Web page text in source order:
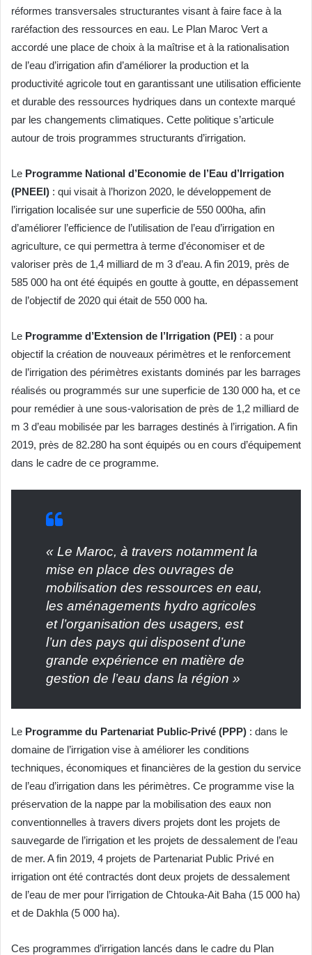
réformes transversales structurantes visant à faire face à la
raréfaction des ressources en eau. Le Plan Maroc Vert a
accordé une place de choix à la maîtrise et à la rationalisation
de l’eau d’irrigation afin d’améliorer la production et la
productivité agricole tout en garantissant une utilisation efficiente
et durable des ressources hydriques dans un contexte marqué
par les changements climatiques. Cette politique s’articule
autour de trois programmes structurants d’irrigation.
Le Programme National d’Economie de l’Eau d’Irrigation
(PNEEI) : qui visait à l’horizon 2020, le développement de
l’irrigation localisée sur une superficie de 550 000ha, afin
d’améliorer l’efficience de l’utilisation de l’eau d’irrigation en
agriculture, ce qui permettra à terme d’économiser et de
valoriser près de 1,4 milliard de m 3 d’eau. A fin 2019, près de
585 000 ha ont été équipés en goutte à goutte, en dépassement
de l’objectif de 2020 qui était de 550 000 ha.
Le Programme d’Extension de l’Irrigation (PEI) : a pour
objectif la création de nouveaux périmètres et le renforcement
de l’irrigation des périmètres existants dominés par les barrages
réalisés ou programmés sur une superficie de 130 000 ha, et ce
pour remédier à une sous-valorisation de près de 1,2 milliard de
m 3 d’eau mobilisée par les barrages destinés à l’irrigation. A fin
2019, près de 82.280 ha sont équipés ou en cours d’équipement
dans le cadre de ce programme.
« Le Maroc, à travers notamment la
mise en place des ouvrages de
mobilisation des ressources en eau,
les aménagements hydro agricoles
et l’organisation des usagers, est
l’un des pays qui disposent d’une
grande expérience en matière de
gestion de l’eau dans la région »
Le Programme du Partenariat Public-Privé (PPP) : dans le
domaine de l’irrigation vise à améliorer les conditions
techniques, économiques et financières de la gestion du service
de l’eau d’irrigation dans les périmètres. Ce programme vise la
préservation de la nappe par la mobilisation des eaux non
conventionnelles à travers divers projets dont les projets de
sauvegarde de l’irrigation et les projets de dessalement de l’eau
de mer. A fin 2019, 4 projets de Partenariat Public Privé en
irrigation ont été contractés dont deux projets de dessalement
de l’eau de mer pour l’irrigation de Chtouka-Ait Baha (15 000 ha)
et de Dakhla (5 000 ha).
Ces programmes d’irrigation lancés dans le cadre du Plan